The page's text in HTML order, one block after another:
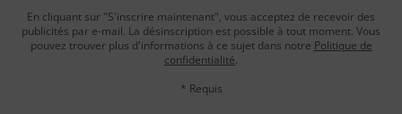
En cliquant sur "S'inscrire maintenant", vous acceptez de recevoir des
publicités par e-mail. La désinscription est possible à tout moment. Vous
pouvez trouver plus d'informations à ce sujet dans notre Politique de
confidentialité.
* Requis